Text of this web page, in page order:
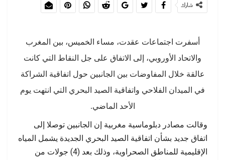
شارك
أسفرت اجتماعات عقدت، مساء الخميس، بين المغرب
والاتحاد الأوروبي، إلى الاتفاق على جل النقاط التي كانت
عالقة خلال المفاوضات بين الجانبين حول اتفاقية الشراكة
في الميدان الفلاحي واتفاقية الصيد البحري التي انتهت يوم
الأحد الماضي.
وقالت مصادر دبلوماسية مغربية إن الجانبين توصلا إلى
اتفاق جديد بشأن اتفاقية الصيد البحري الجديدة يشمل المياه
الإقليمية للمناطق الصحراوية، وذلك بعد (4) جولات من